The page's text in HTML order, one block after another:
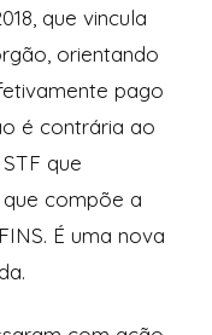
que vincula
orientando
pago
é contrária ao
que
compõe a
É uma nova